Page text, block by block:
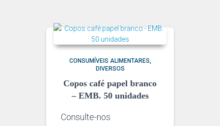
CONSUMÍVEIS ALIMENTARES
DIVERSOS
Copos café papel branco
– EMB. 50 unidades
Consulte-nos